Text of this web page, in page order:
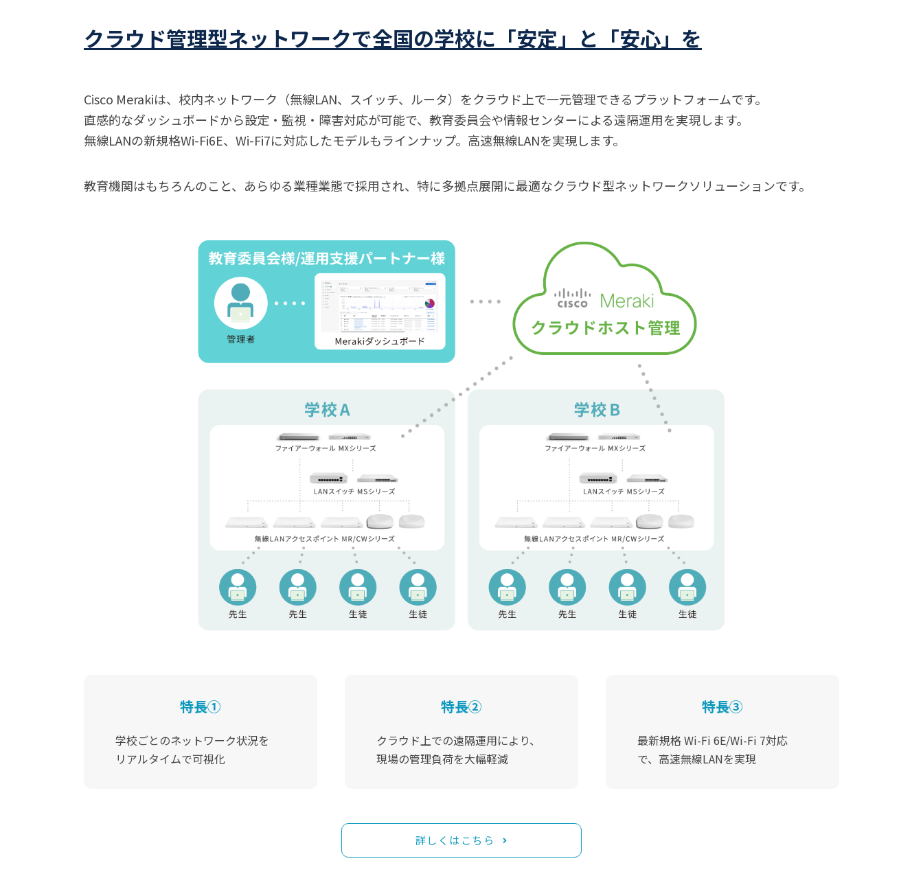
クラウド管理型ネットワークで全国の学校に「安定」と「安心」を
Cisco Merakiは、校内ネットワーク（無線LAN、スイッチ、ルータ）をクラウド上で一元管理できるプラットフォームです。
直感的なダッシュボードから設定・監視・障害対応が可能で、教育委員会や情報センターによる遠隔運用を実現します。
無線LANの新規格Wi-Fi6E、Wi-Fi7に対応したモデルもラインナップ。高速無線LANを実現します。
教育機関はもちろんのこと、あらゆる業種業態で採用され、特に多拠点展開に最適なクラウド型ネットワークソリューションです。
特長①
学校ごとのネットワーク状況を
リアルタイムで可視化
特長②
クラウド上での遠隔運用により、
現場の管理負荷を大幅軽減
特長③
最新規格 Wi-Fi 6E/Wi-Fi 7対応
で、 高速無線LANを実現
詳しくはこちら